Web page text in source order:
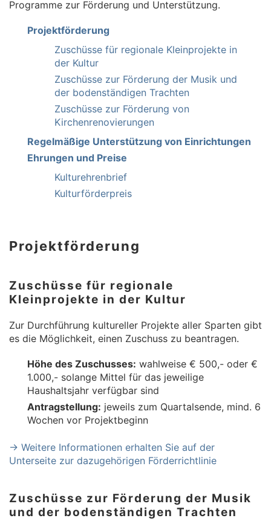
Programme zur Förderung und Unterstützung.
Projektförderung
Zuschüsse für regionale Kleinprojekte in
der Kultur
Zuschüsse zur Förderung der Musik und
der bodenständigen Trachten
Zuschüsse zur Förderung von
Kirchenrenovierungen
Regelmäßige Unterstützung von Einrichtungen
Ehrungen und Preise
Kulturehrenbrief
Kulturförderpreis
Projektförderung
Zuschüsse für regionale
Kleinprojekte in der Kultur
Zur Durchführung kultureller Projekte aller Sparten gibt
es die Möglichkeit, einen Zuschuss zu beantragen.
Höhe des Zuschusses: wahlweise € 500,- oder €
1.000,- solange Mittel für das jeweilige
Haushaltsjahr verfügbar sind
Antragstellung: jeweils zum Quartalsende, mind. 6
Wochen vor Projektbeginn
→ Weitere Informationen erhalten Sie auf der
Unterseite zur dazugehörigen Förderrichtlinie
Zuschüsse zur Förderung der Musik
und der bodenständigen Trachten